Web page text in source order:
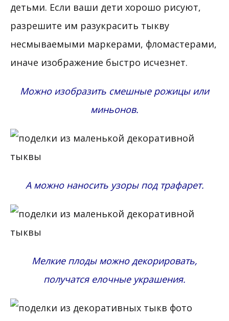
детьми. Если ваши дети хорошо рисуют,
разрешите им разукрасить тыкву
несмываемыми маркерами, фломастерами,
иначе изображение быстро исчезнет.
Можно изобразить смешные рожицы или
миньонов.
А можно наносить узоры под трафарет.
Мелкие плоды можно декорировать,
получатся елочные украшения.